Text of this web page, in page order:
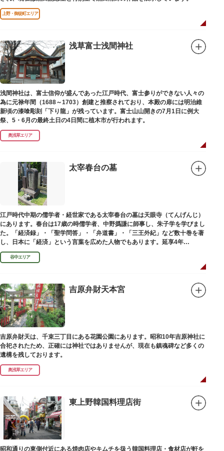
上野・御徒町エリア
浅草富士浅間神社
浅間神社は、富士信仰が盛んであった江戸時代、富士参りができない人々の
為に元禄年間（1688～1703）創建と推察されており、本殿の扉には明治維
新頃の漆喰彫刻「下り龍」が残っています。富士山山開きの7月1日に例大
祭、5・6月の最終土日の4日間に植木市が行われます。
奥浅草エリア
太宰春台の墓
江戸時代中期の儒学者・経世家である太宰春台の墓は天眼寺（てんげんじ）
にあります。春台は17歳の時儒学者、中野撝謙に師事し、朱子学を学びまし
た。「経済録」・「聖学問答」・「弁道書」・「三王外紀」など数十巻を著
し、日本に「経済」という言葉を広めた人物でもあります。延享4年
（1747）に没しました。
谷中エリア
吉原弁財天本宮
吉原弁財天は、千束三丁目にある花園公園にあります。昭和10年吉原神社に
合祀されたため、正確には神社ではありませんが、現在も鎮魂碑など多くの
遺構を残しております。
奥浅草エリア
東上野韓国料理店街
昭和通りの東側付近にある焼肉店やキムチを扱う韓国料理店・食材店が軒を